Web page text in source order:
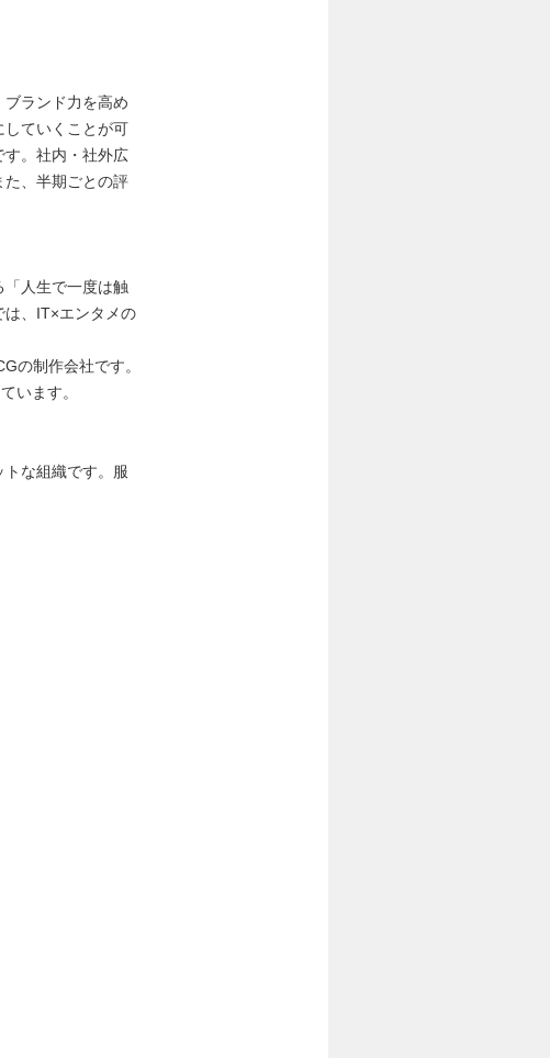
ランド力を高め
していくことが可
す。社内・社外広
た、半期ごとの評
人生で一度は触
は、IT×エンタメの
の制作会社です。
います。
な組織です。服